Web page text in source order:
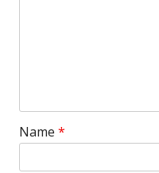
Name *